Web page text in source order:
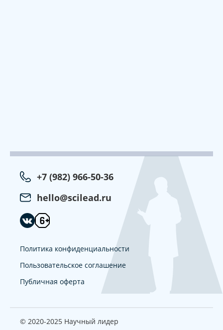
+7 (982) 966-50-36
hello@scilead.ru
Политика конфиденциальности
Пользовательское соглашение
Публичная оферта
© 2020-2025 Научный лидер